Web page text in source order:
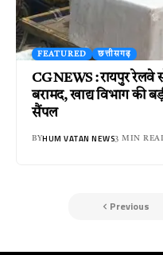
FEATURED छत्तीसगढ़
CG NEWS : रायपुर रेलवे
बरामद, खाद्य विभाग की
सैंपल
BYHUM VATAN NEWS3 MIN
Previous